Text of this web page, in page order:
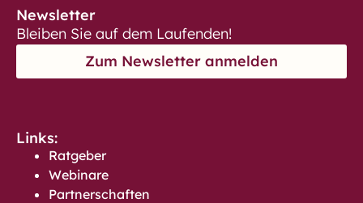
Newsletter
Bleiben Sie auf dem Laufenden!
Zum Newsletter anmelden
Links:
Ratgeber
Webinare
Partnerschaften